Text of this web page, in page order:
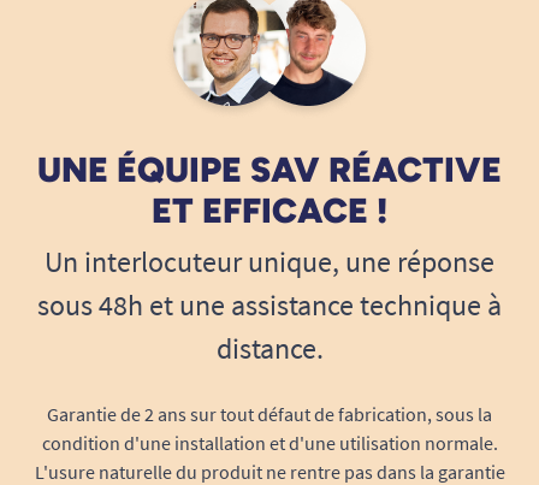
plébiscitée par les aidants et soignants qui
souhaitent pouvoir sécuriser un espace en
quelques secondes pour des situations
La barre d’appui Mobeli en résumé
Fixation à ventouses ultra-fiable et
amovible, adaptée à tous les carrelages
lisses, parois vitrées ou métalliques
Indicateur de sécurité visuel exclusif pour
prévenir tout risque d’utilisation inadaptée
anticorrosion
3 longueurs pour répondre à toutes les
situations du quotidien, à domicile comme
UNE ÉQUIPE SAV RÉACTIVE
ET EFFICACE !
Un interlocuteur unique, une réponse
sous 48h et une assistance technique à
distance.
Garantie de 2 ans sur tout défaut de fabrication, sous la
condition d'une installation et d'une utilisation normale.
L'usure naturelle du produit ne rentre pas dans la garantie